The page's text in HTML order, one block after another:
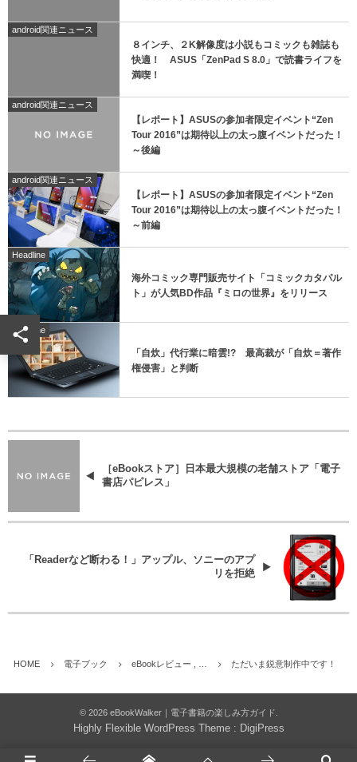
android関連ニュース
８インチ、２K解像度は小説もコミックも雑誌も
快適！ ASUS「ZenPad S 8.0」で読書ライフを
満喫！
android関連ニュース
【レポート】ASUSの参加者限定イベント“Zen
Tour 2016”は期待以上の太っ腹イベントだった！
～後編
android関連ニュース
【レポート】ASUSの参加者限定イベント“Zen
Tour 2016”は期待以上の太っ腹イベントだった！
～前編
Headline
海外コミック専門販売サイト「コミックカタパル
ト」が人気BD作品『ミロの世界』をリリース
Headline
「自炊」代行業に暗雲!? 最高裁が「自炊＝著作
権侵害」と判断
［eBookストア］日本最大規模の老舗ストア「電子
書店パピレス」
「Readerなど断わる！」アップル、ソニーのアプ
リを拒絶
HOME 電子ブック eBookレビュー , … ただいま鋭意制作中です！
© 2026 eBookWalker｜電子書籍の楽しみ方ガイド
Highly Flexible WordPress Theme : DigiPress